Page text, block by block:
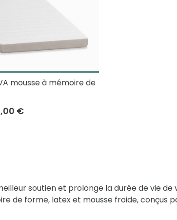
mousse à mémoire de
€
soutien et prolonge la durée de vie
de forme, latex et mousse froide,